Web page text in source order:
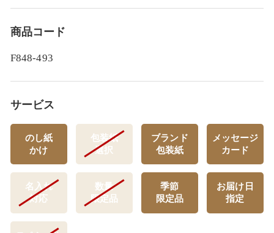
商品コード
F848-493
サービス
のし紙
かけ
包装紙
選択
ブランド
包装紙
メッセージ
カード
名入れ
対応
数量
限定品
季節
限定品
お届け日
指定